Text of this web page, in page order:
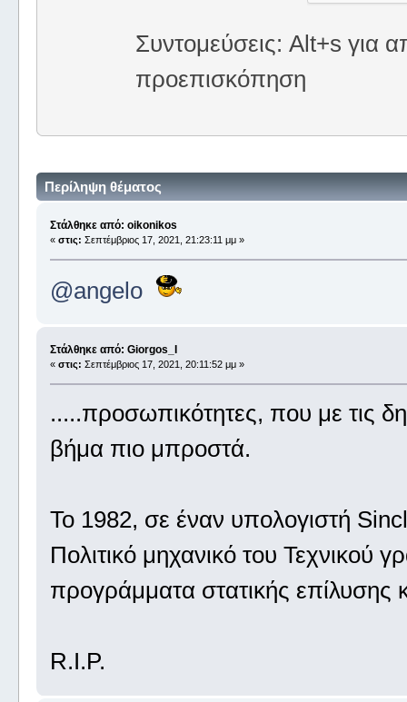
Συντομεύσεις: Alt+s για
προεπισκόπηση
Περίληψη θέματος
Στάλθηκε από: oikonikos
« στις: Σεπτέμβριος 17, 2021, 21:23:11 μμ »
@angelo
Στάλθηκε από: Giorgos_I
« στις: Σεπτέμβριος 17, 2021, 20:11:52 μμ »
.....προσωπικότητες, που με τις
βήμα πιο μπροστά.
Το 1982, σε έναν υπολογιστή
Πολιτικό μηχανικό του
προγράμματα στατικής επίλυσης
R.I.P.